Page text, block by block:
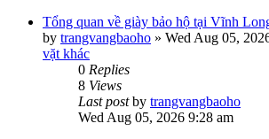
Tổng quan về giày bảo hộ tại Vĩnh
by trangvangbaoho » Wed Aug 05,
vặt khác
0 Replies
8 Views
Last postby trangvangbaoho
Wed Aug 05, 2026 9:28 am